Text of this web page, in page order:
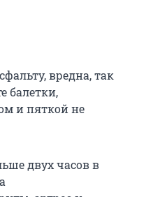
вредна, так
балетки,
и пяткой не
двух часов в